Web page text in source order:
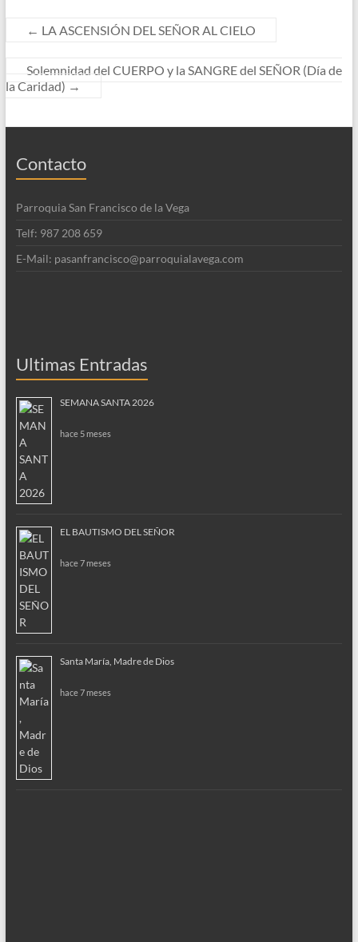
← LA ASCENSIÓN DEL SEÑOR AL CIELO
Solemnidad del CUERPO y la SANGRE del SEÑOR (Día de
la Caridad) →
Contacto
Parroquia San Francisco de la Vega
Telf: 987 208 659
E-Mail: pasanfrancisco@parroquialavega.com
Ultimas Entradas
SEMANA SANTA 2026
hace 5 meses
EL BAUTISMO DEL SEÑOR
hace 7 meses
Santa María, Madre de Dios
hace 7 meses